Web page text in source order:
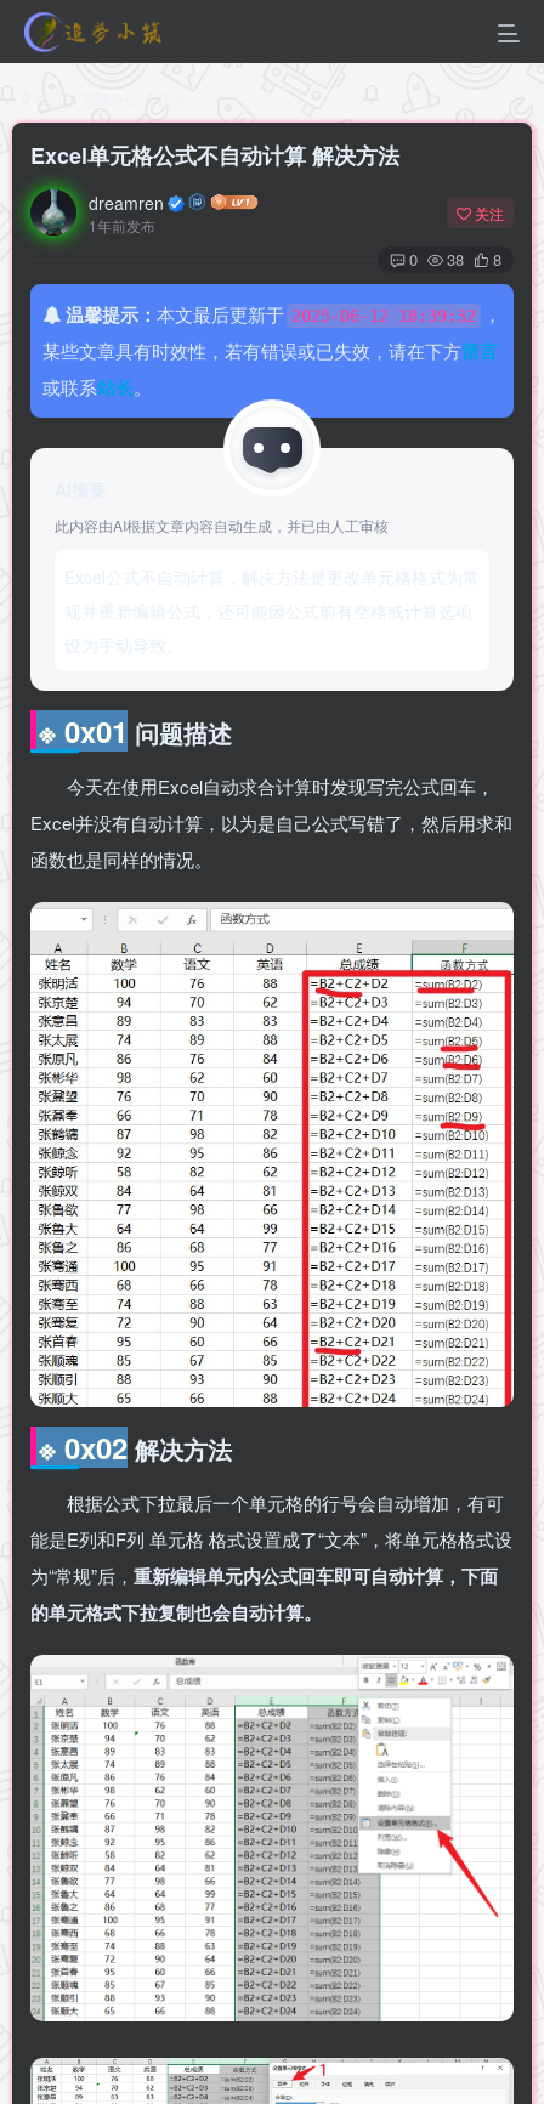
Excel单元格公式不自动计算 解决方法
dreamren
1年前发布
关注
0 38 8
温馨提示： 本文最后更新于 2025-06-12 18:39:32
，
某些文章具有时效性，若有错误或已失效，请在下方留言
或联系站长。
此内容由AI根据文章内容自动生成，并已由人工审核
Excel公式不自动计算，解决方法是更改单元格格式为常
规并重新编辑公式，还可能因公式前有空格或计算选项
设为手动导致。
※ 0x01 问题描述
今天在使用Excel自动求合计算时发现写完公式回车，
Excel并没有自动计算，以为是自己公式写错了，然后用求和
函数也是同样的情况。
※ 0x02 解决方法
根据公式下拉最后一个单元格的行号会自动增加，有可
能是E列和F列 单元格 格式设置成了“文本”，将单元格格式设
为“常规”后， 重新编辑单元内公式回车即可自动计算，下面
的单元格式下拉复制也会自动计算。